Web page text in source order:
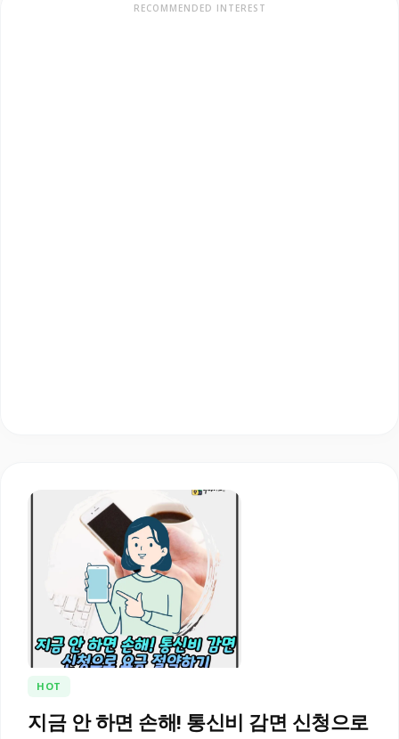
RECOMMENDED INTEREST
HOT
지금 안 하면 손해! 통신비 감면 신청으로